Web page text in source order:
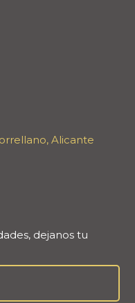
Alicante
dejanos tu